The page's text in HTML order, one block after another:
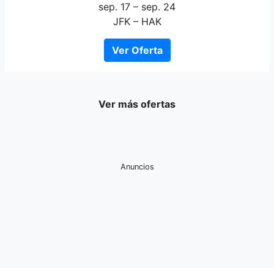
sep. 17 – sep. 24
JFK – HAK
Ver Oferta
Ver más ofertas
Anuncios